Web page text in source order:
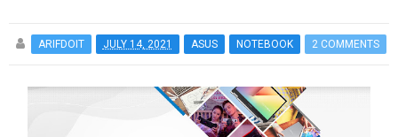
ARIFDOIT JULY 14, 2021 ASUS NOTEBOOK 2 COMMENTS